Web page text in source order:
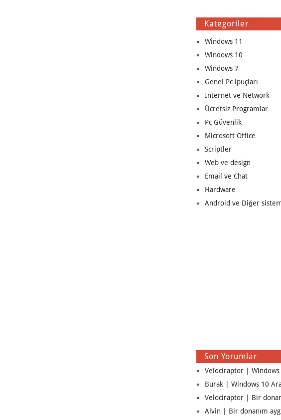
Kategoriler
Windows 11
Windows 10
Windows 7
Genel Pc ipuçları
Internet ve Network
Ücretsiz Programlar
Pc Güvenlik
Microsoft Office
Scriptler
Web ve design
Email ve Chat
Hardware
Android ve Diğer
Son Yorumlar
Velociraptor | Windows
Burak | Windows 10
Velociraptor | Bir
Alvin | Bir donanım